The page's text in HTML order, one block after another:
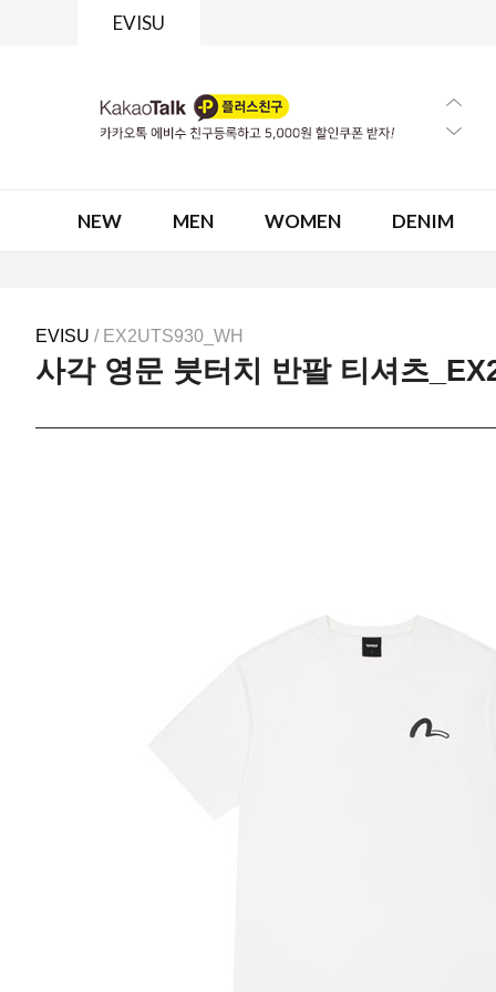
EVISU
NEW MEN WOMEN DENIM
EVISU / EX2UTS930_WH
사각 영문 붓터치 반팔 티셔츠